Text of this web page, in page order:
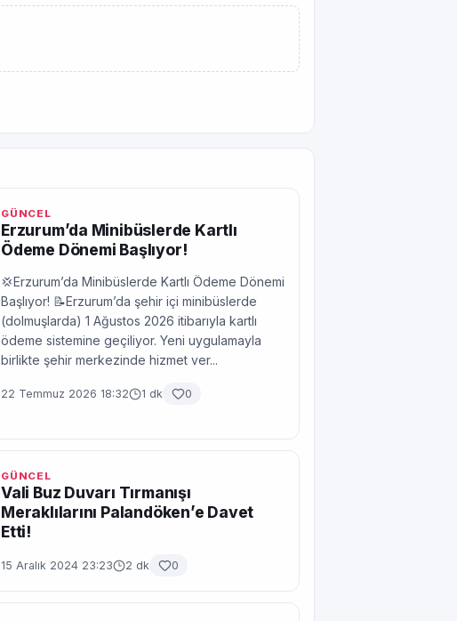
GÜNCEL
Erzurum’da Minibüslerde Kartlı
Ödeme Dönemi Başlıyor!
💢Erzurum’da Minibüslerde Kartlı Ödeme Dönemi
Başlıyor! 📝Erzurum’da şehir içi minibüslerde
(dolmuşlarda) 1 Ağustos 2026 itibarıyla kartlı
ödeme sistemine geçiliyor. Yeni uygulamayla
birlikte şehir merkezinde hizmet ver...
22 Temmuz 2026 18:32 1 dk 0
GÜNCEL
Vali Buz Duvarı Tırmanışı
Meraklılarını Palandöken’e Davet
Etti!
15 Aralık 2024 23:23 2 dk 0